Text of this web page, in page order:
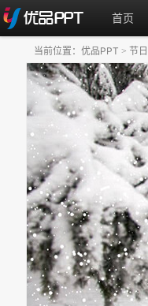
首页
当前位置： 优品PPT > 节